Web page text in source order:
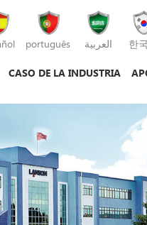
português العربية 한
CASO DE LA INDUSTRIA